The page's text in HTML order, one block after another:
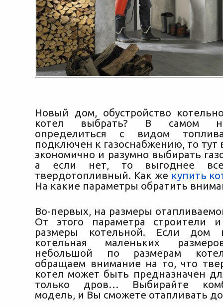
Новый дом, обустройство
котел выбрать? В самом
определиться с видом
подключен к газоснабжению, то тут
экономично и разумно выбирать
а если нет, то выгоднее
твердотопливный. Как же купить
На какие параметры обратить
Во-первых, на размеры
От этого параметра строители
размеры котельной. Если дом
котельная маленьких
небольшой по размерам
обращаем внимание на то, что
котел может быть предназначен
только дров… Выбирайте
модель, и Вы сможете отапливать